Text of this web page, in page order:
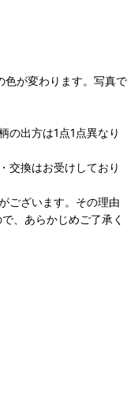
が変わります。写真で
の出方は1点1点異なり
交換はお受けしており
ございます。その理由
、あらかじめご了承く